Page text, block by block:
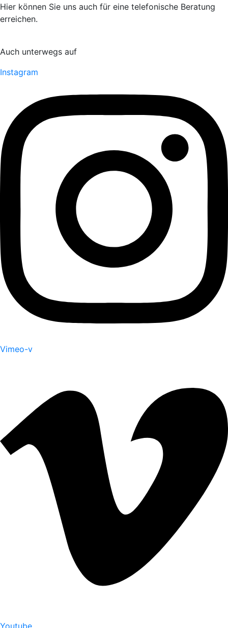
Hier können Sie uns auch für eine telefonische Beratung
erreichen.
Auch unterwegs auf
Instagram
Vimeo-v
Youtube